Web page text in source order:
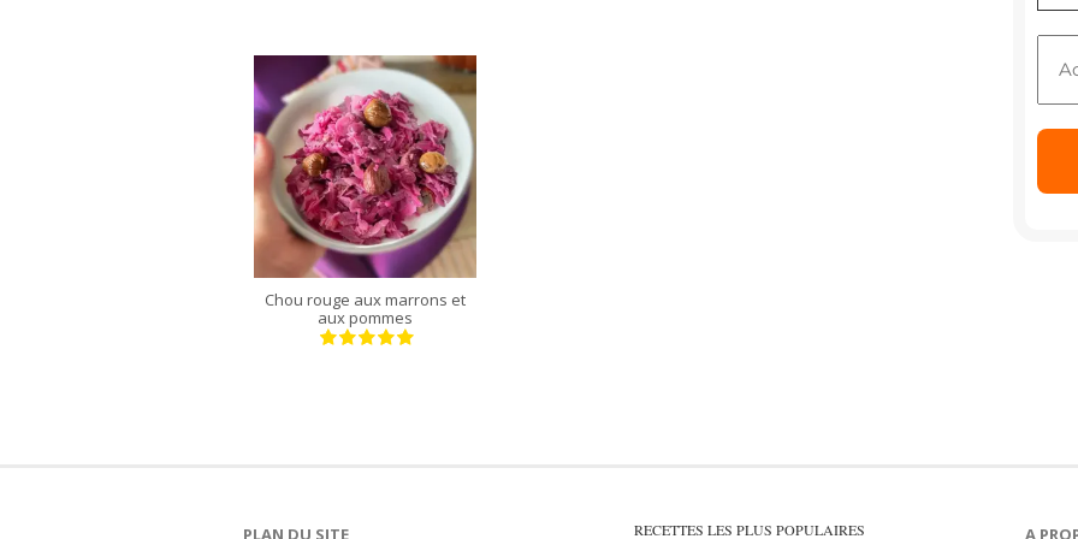
4 personnes
90 Min
Chou rouge aux marrons et
aux pommes
PLAN DU SITE RECETTES LES PLUS POPULAIRES A